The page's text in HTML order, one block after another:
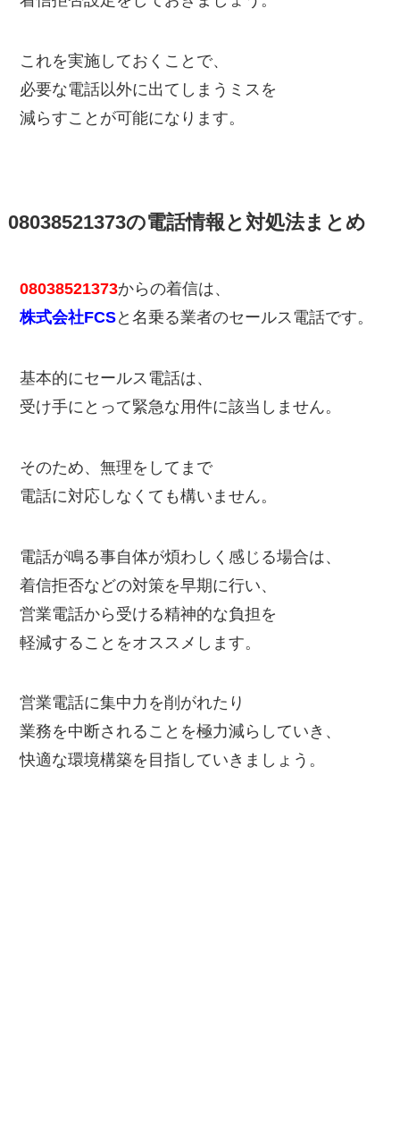
これを実施しておくことで、
必要な電話以外に出てしまうミスを
減らすことが可能になります。
08038521373の電話情報と対処法まとめ
08038521373からの着信は、
株式会社FCSと名乗る業者のセールス電話です。
基本的にセールス電話は、
受け手にとって緊急な用件に該当しません。
そのため、無理をしてまで
電話に対応しなくても構いません。
電話が鳴る事自体が煩わしく感じる場合は、
着信拒否などの対策を早期に行い、
営業電話から受ける精神的な負担を
軽減することをオススメします。
営業電話に集中力を削がれたり
業務を中断されることを極力減らしていき、
快適な環境構築を目指していきましょう。